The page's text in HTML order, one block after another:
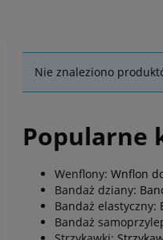
Nie znaleziono
Popularne
Wenflony: Wnflon
Bandaż dziany:
Bandaż elastyczny:
Bandaż